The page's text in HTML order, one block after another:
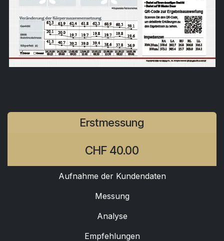
Erstmessung
CHF 40.00
Aufnahme der Kundendaten
Messung
Analyse
Empfehlungen